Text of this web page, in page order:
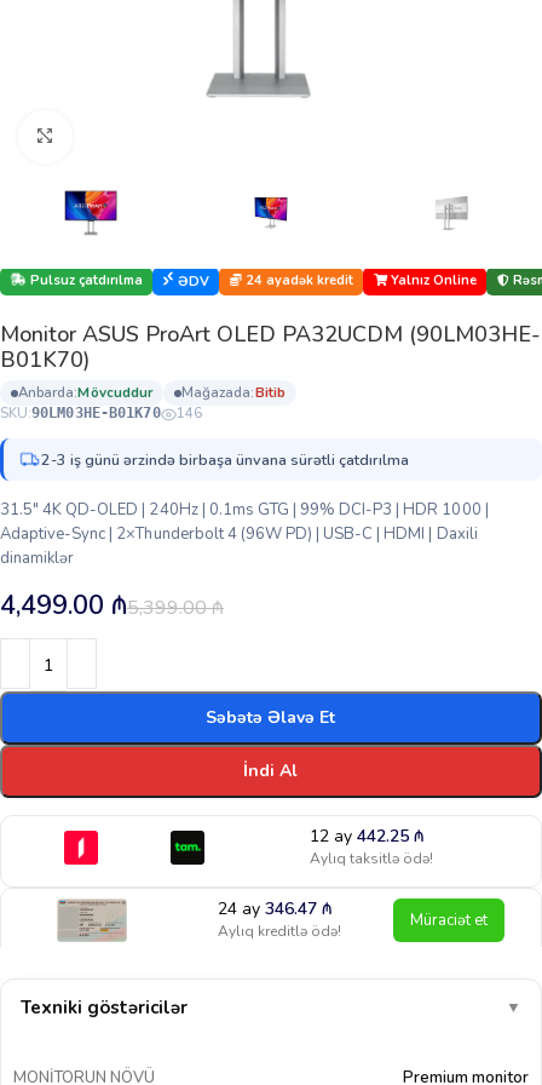
Pulsuz çatdırılma ƏDV 24 ayadək kredit Yalnız Online
Monitor ASUS ProArt OLED PA32UCDM (90LM03HE-
B01K70)
anbarda: mövcuddur mağazada:
bi̇ti̇b
SKU:90LM03HE-B01K70 146
2-3 iş günü ərzində birbaşa ünvana sürətli çatdırılma
31.5″ 4K QD-OLED | 240Hz | 0.1ms GTG | 99% DCI-P3 | HDR 1000 |
Adaptive-Sync | 2×Thunderbolt 4 (96W PD) | USB-C | HDMI | Daxili
dinamiklər
5,399.00₼
4,499.00 ₼
Səbətə Əlavə Et
İndi Al
12 ay 442.25 ₼
Aylıq taksitlə ödə!
24 ay346.47₼
Aylıq kreditlə ödə! Müraciət et
Texniki göstəricilər ▼
MONITORUN NÖVÜ
Premium monitor